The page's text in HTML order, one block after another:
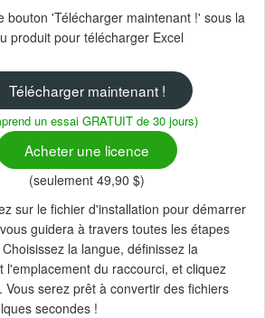
bouton 'Télécharger maintenant !' sous la
produit pour télécharger Excel
Télécharger maintenant !
un essai GRATUIT de 30 jours)
Acheter une licence
(seulement 49,90 $)
sur le fichier d'installation pour démarrer
guidera à travers toutes les étapes
la langue, définissez la
l'emplacement du raccourci, et cliquez
Vous serez prêt à convertir des fichiers
secondes !